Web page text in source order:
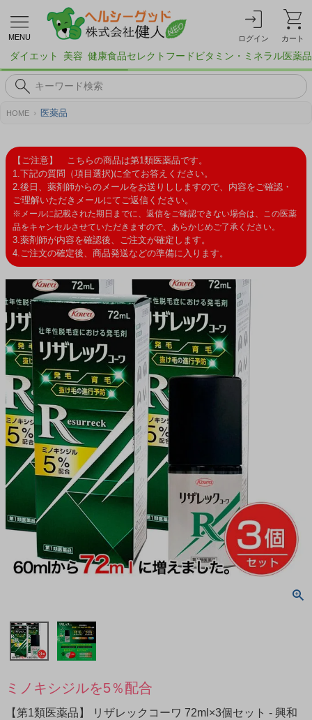
MENU ログイン カート
ダイエット 美容 健康食品セレクトフード ビタミン・ミネラル医薬品
HOME 医薬品
【ご注意】 こちらの商品は第1類医薬品です。
1.下記の質問（項目選択)に全てお答えください。
2.後日、薬剤師からのメールをお送りししますので、内容をご確認・
ご理解いただきメールにてご返信ください。
※メールに記載された期日までに、返信をご確認できない場合は、この医薬
品をキャンセルさせていただきますので、あらかじめご了承ください。
3.薬剤師が内容を確認後、ご注文が確定します。
4.ご注文の確定後、商品発送などの準備に入ります。
ミノキシジルを5％配合
【第1類医薬品】 リザレックコーワ 72ml×3個セット - 興和